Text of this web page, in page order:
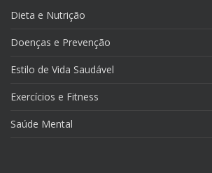
Dieta e Nutrição
Doenças e Prevenção
Estilo de Vida Saudável
Exercícios e Fitness
Saúde Mental